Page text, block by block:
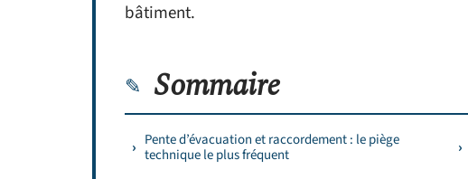
bâtiment.
Sommaire
Pente d’évacuation et raccordement : le piège
technique le plus fréquent